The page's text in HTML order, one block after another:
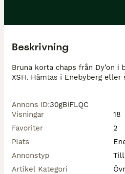
Beskrivning
Bruna korta chaps från Dy’on i
XSH. Hämtas i Enebyberg
Annons ID:30gBiFLQC
Visningar
18
Favoriter
2
Plats
Annonstyp
Artikel Kategori